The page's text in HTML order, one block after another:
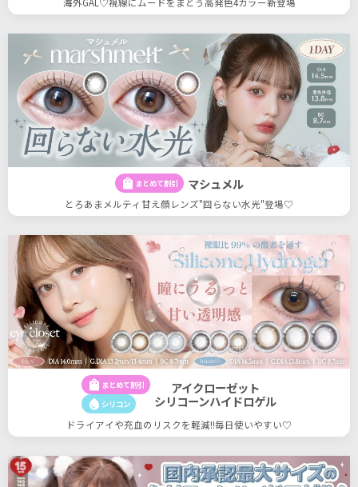
shopping_bag まとめて割引 マシュメル
とろあまメルティ甘え顔レンズ"回らない水光"登場♡
shopping_bag まとめて割引
water_drop シリコン
アイクローゼット
シリコーンハイドロゲル
ドライアイや充血のリスクを軽減!!毎日使いやすい♡